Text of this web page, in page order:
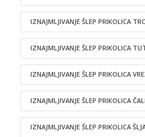
IZNAJMLJIVANJE ŠLEP PRIKOLICA
IZNAJMLJIVANJE ŠLEP PRIKOLICA
IZNAJMLJIVANJE ŠLEP PRIKOLICA
IZNAJMLJIVANJE ŠLEP PRIKOLICA
IZNAJMLJIVANJE ŠLEP PRIKOLICA